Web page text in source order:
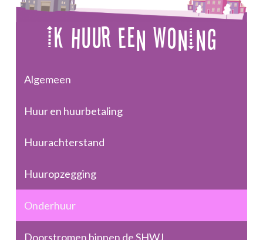
Ik Huur Een Woning
Algemeen
Huur en huurbetaling
Huurachterstand
Huuropzegging
Onderhuur
Doorstromen binnen de SHWJ